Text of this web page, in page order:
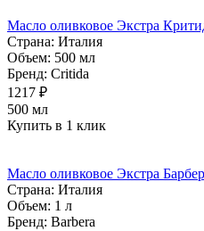
Масло оливковое Экстра
Страна: Италия
Объем: 500 мл
Бренд: Critida
1217 ₽
500 мл
Купить в 1 клик
Масло оливковое Экстра
Страна: Италия
Объем: 1 л
Бренд: Barbera